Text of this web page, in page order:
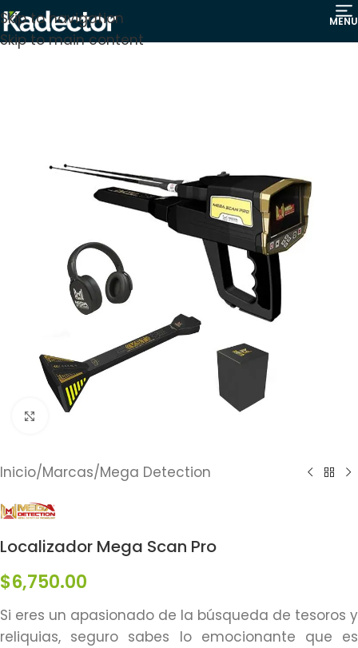
Skip to navigation
Skip to main content
MENU
Click to enlarge
Inicio/Marcas/Mega Detection
Localizador Mega Scan Pro
$6,750.00
Si eres un apasionado de la búsqueda de tesoros y
reliquias, seguro sabes lo emocionante que es